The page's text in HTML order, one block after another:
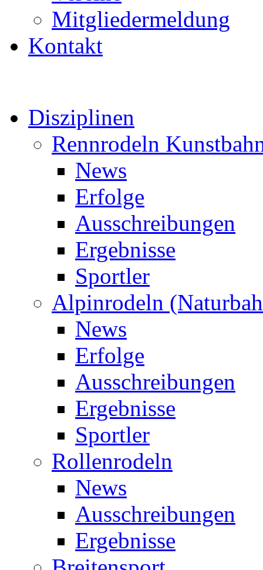
Mitgliedermeldung
Kontakt
Disziplinen
Rennrodeln
News
Erfolge
Ausschreibungen
Ergebnisse
Sportler
Alpinrodeln
News
Erfolge
Ausschreibungen
Ergebnisse
Sportler
Rollenrodeln
News
Ausschreibungen
Ergebnisse